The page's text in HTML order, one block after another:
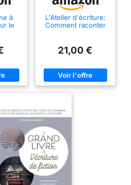
à
le
L'Atelier d'écriture:
Comment raconter
21,00 €